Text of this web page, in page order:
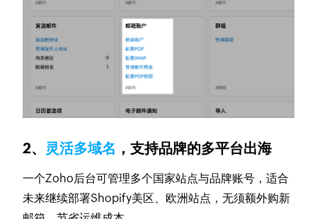
2、 灵活多域名 ，支持品牌的多平台出海
一个Zoho后台可管理多个国家站点与品牌账号，适合
未来继续部署Shopify美区、欧洲站点，无须额外购新